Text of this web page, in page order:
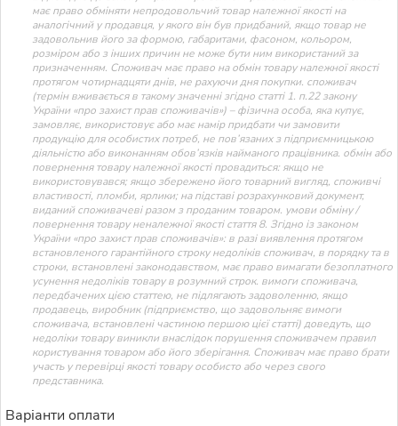
має право обміняти непродовольчий товар належної якості на
аналогічний у продавця, у якого він був придбаний, якщо товар не
задовольнив його за формою, габаритами, фасоном, кольором,
розміром або з інших причин не може бути ним використаний за
призначенням. Споживач має право на обмін товару належної якості
протягом чотирнадцяти днів, не рахуючи дня покупки. споживач
(термін вживається в такому значенні згідно статті 1. п.22 закону
України «про захист прав споживачів») – фізична особа, яка купує,
замовляє, використовує або має намір придбати чи замовити
продукцію для особистих потреб, не пов’язаних з підприємницькою
діяльністю або виконанням обов’язків найманого працівника. обмін або
повернення товару належної якості провадиться: якщо не
використовувався; якщо збережено його товарний вигляд, споживчі
властивості, пломби, ярлики; на підставі розрахунковий документ,
виданий споживачеві разом з проданим товаром. умови обміну /
повернення товару неналежної якості стаття 8. Згідно із законом
України «про захист прав споживачів»: в разі виявлення протягом
встановленого гарантійного строку недоліків споживач, в порядку та в
строки, встановлені законодавством, має право вимагати безоплатного
усунення недоліків товару в розумний строк. вимоги споживача,
передбачених цією статтею, не підлягають задоволенню, якщо
продавець, виробник (підприємство, що задовольняє вимоги
споживача, встановлені частиною першою цієї статті) доведуть, що
недоліки товару виникли внаслідок порушення споживачем правил
користування товаром або його зберігання. Споживач має право брати
участь у перевірці якості товару особисто або через свого
представника.
Варіанти оплати